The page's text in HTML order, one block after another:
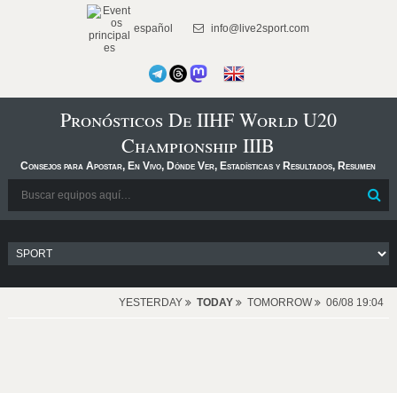
español info@live2sport.com
Pronósticos De IIHF World U20
Championship IIIB
Consejos para Apostar, En Vivo, Dónde Ver, Estadísticas y Resultados, Resumen
YESTERDAY TODAY TOMORROW 06/08 19:04